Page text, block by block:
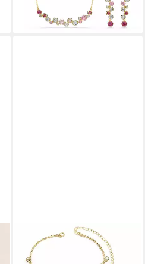
in 1-2 Werktagen bei dir
Schmuckset 2-teiliges
Brautschmuck-Set: